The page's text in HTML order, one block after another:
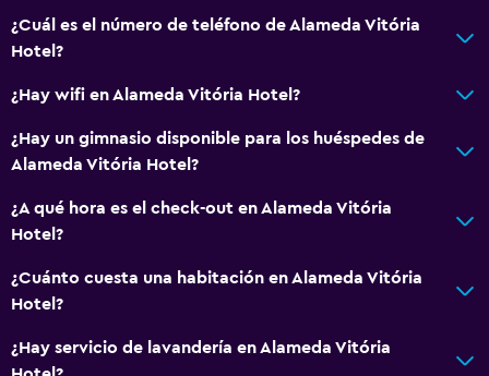
¿Cuál es el número de teléfono de Alameda Vitória
Hotel?
¿Hay wifi en Alameda Vitória Hotel?
¿Hay un gimnasio disponible para los huéspedes de
Alameda Vitória Hotel?
¿A qué hora es el check-out en Alameda Vitória
Hotel?
¿Cuánto cuesta una habitación en Alameda Vitória
Hotel?
¿Hay servicio de lavandería en Alameda Vitória